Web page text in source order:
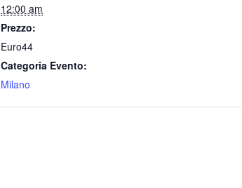
12:00 am
Prezzo:
Euro44
Categoria Evento:
Milano